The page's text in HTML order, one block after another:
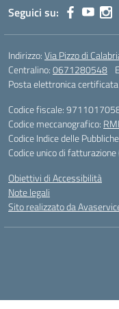
Seguici su:
Indirizzo:Via Pizzo di
Centralino:0671280548
Posta elettronica certificata
Codice fiscale:
Codice meccanografico:
Codice Indice delle
Codice unico di fatturazione
Obiettivi di Accessibilità
Note legali
Sito realizzato da